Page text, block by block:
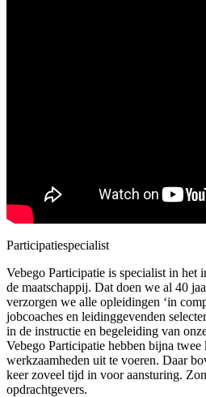
Participatiespecialist
Vebego Participatie is specialist in het
de maatschappij. Dat doen we al 40
verzorgen we alle opleidingen ‘in
jobcoaches en leidinggevenden
in de instructie en begeleiding van
Vebego Participatie hebben bijna
werkzaamheden uit te voeren. Daar
keer zoveel tijd in voor aansturing.
opdrachtgevers.